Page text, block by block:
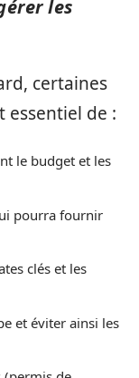
les
certaines
essentiel de :
le budget et les
pourra fournir
clés et les
et éviter ainsi les